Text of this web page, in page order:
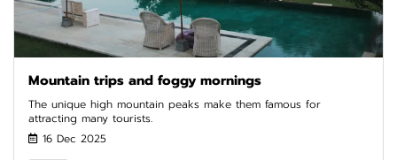
Mountain trips and foggy mornings
The unique high mountain peaks make them famous for
attracting many tourists.
16 Dec 2025